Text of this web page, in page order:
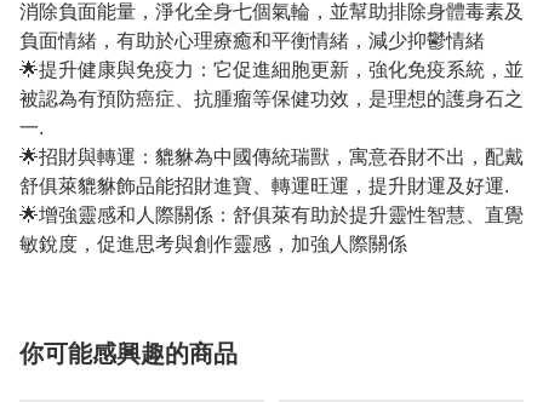
消除負面能量，淨化全身七個氣輪，並幫助排除身體毒素及
負面情緒，有助於心理療癒和平衡情緒，減少抑鬱情緒
🌟提升健康與免疫力：它促進細胞更新，強化免疫系統，並
被認為有預防癌症、抗腫瘤等保健功效，是理想的護身石之
一.
🌟招財與轉運：貔貅為中國傳統瑞獸，寓意吞財不出，配戴
舒俱萊貔貅飾品能招財進寶、轉運旺運，提升財運及好運.
🌟增強靈感和人際關係：舒俱萊有助於提升靈性智慧、直覺
敏銳度，促進思考與創作靈感，加強人際關係
你可能感興趣的商品